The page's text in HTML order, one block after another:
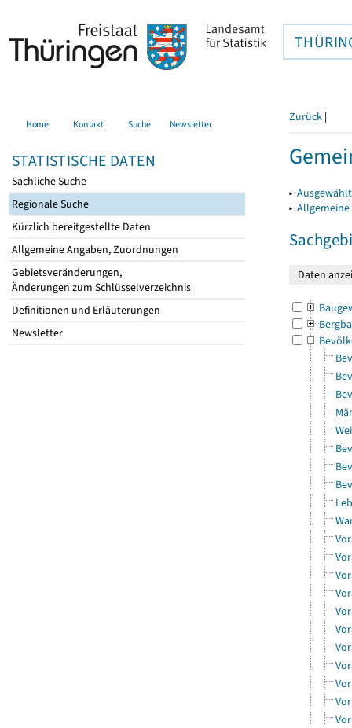
Home Kontakt Suche Newsletter
STATISTISCHE DATEN
Sachliche Suche
Regionale Suche
Kürzlich bereitgestellte Daten
Allgemeine Angaben, Zuordnungen
Gebietsveränderungen,
Änderungen zum Schlüsselverzeichnis
Definitionen und Erläuterungen
Newsletter
Zurück |
▸
▸